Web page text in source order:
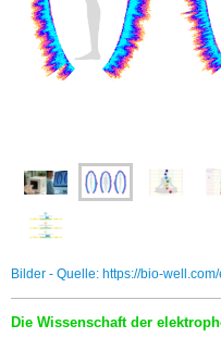
Bilder - Quelle: https://bio-well.com/
Die Wissenschaft der